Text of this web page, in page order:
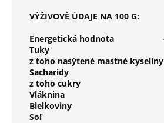
VÝŽIVOVÉ ÚDAJE NA 100 G:
Energetická hodnota
Tuky
z toho nasýtené mastné kyseliny
Sacharidy
z toho cukry
Vláknina
Bielkoviny
Soľ